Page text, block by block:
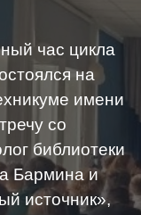
час цикла
на
имени
со
библиотеки
Бармина и
источник»,